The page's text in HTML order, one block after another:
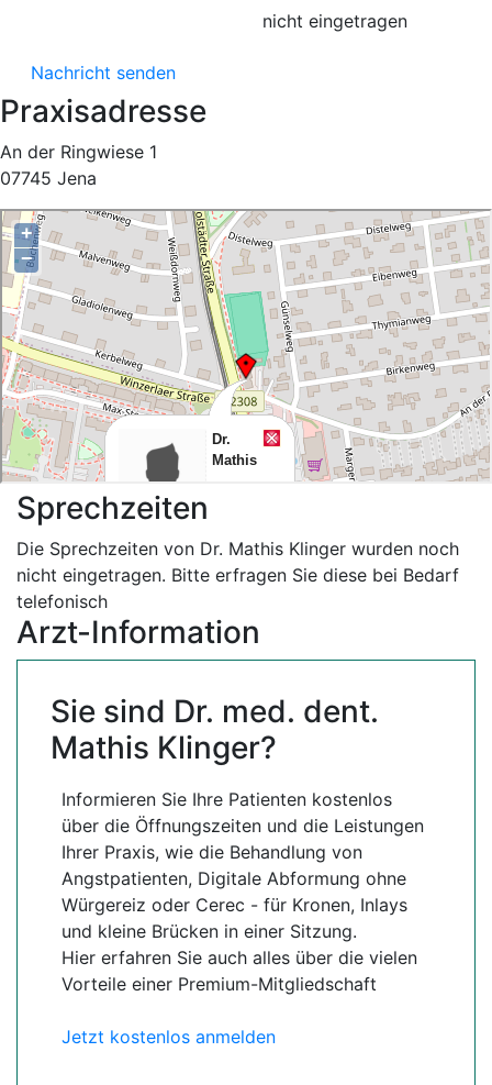
nicht eingetragen
Nachricht senden
Praxisadresse
An der Ringwiese 1
07745 Jena
Sprechzeiten
Die Sprechzeiten von Dr. Mathis Klinger wurden noch
nicht eingetragen. Bitte erfragen Sie diese bei Bedarf
telefonisch
Arzt-Information
Sie sind Dr. med. dent.
Mathis Klinger?
Informieren Sie Ihre Patienten kostenlos
über die Öffnungszeiten und die Leistungen
Ihrer Praxis, wie die Behandlung von
Angstpatienten, Digitale Abformung ohne
Würgereiz oder Cerec - für Kronen, Inlays
und kleine Brücken in einer Sitzung.
Hier erfahren Sie auch alles über die vielen
Vorteile einer Premium-Mitgliedschaft
Jetzt kostenlos anmelden